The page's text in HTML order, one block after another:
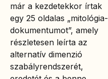
már a kezdetekkor írtak
egy 25 oldalas „mitológia-
dokumentumot”, amely
részletesen leírta az
alternatív dimenzió
szabályrendszerét,